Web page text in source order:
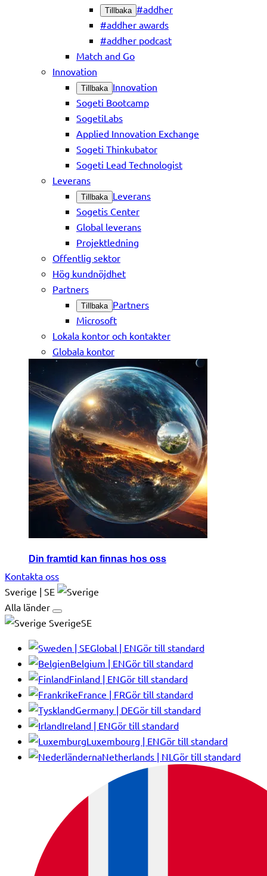
Tillbaka #addher
#addher awards
#addher podcast
Match and Go
Innovation
Tillbaka Innovation
Sogeti Bootcamp
SogetiLabs
Applied Innovation Exchange
Sogeti Thinkubator
Sogeti Lead Technologist
Leverans
Tillbaka Leverans
Sogetis Center
Global leverans
Projektledning
Offentlig sektor
Hög kundnöjdhet
Partners
Tillbaka Partners
Microsoft
Lokala kontor och kontakter
Globala kontor
Din framtid kan finnas hos oss
Kontakta oss
Sverige | SE
Alla länder
SverigeSE
Global | ENGör till standard
Belgium | ENGör till standard
Finland | ENGör till standard
France | FRGör till standard
Germany | DEGör till standard
Ireland | ENGör till standard
Luxembourg | ENGör till standard
Netherlands | NL Gör till standard